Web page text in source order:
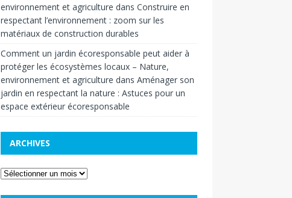
environnement et agriculture dans Construire en
respectant l’environnement : zoom sur les
matériaux de construction durables
Comment un jardin écoresponsable peut aider à
protéger les écosystèmes locaux – Nature,
environnement et agriculture dans Aménager son
jardin en respectant la nature : Astuces pour un
espace extérieur écoresponsable
ARCHIVES